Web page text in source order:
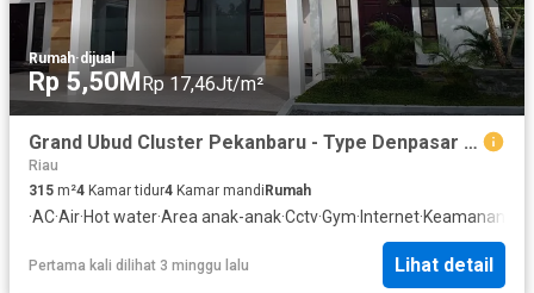
Rumah·dijual
Rp 5,50MRp 17,46Jt/m²
Grand Ubud Cluster Pekanbaru - Type Denpasar (12x25) - Rumah Pekanbaru Dijual
Riau
315 m²4 Kamar tidur4 Kamar mandiRumah
·AC·Air·Hot water·Area anak-anak·Cctv·Gym· Internet·Keamanan
Pertama kali dilihat 3 minggu lalu Lihat detail